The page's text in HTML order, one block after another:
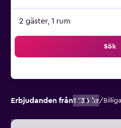
2 gäster, 1 rum
Sök
Erbjudanden från1 136 kr/